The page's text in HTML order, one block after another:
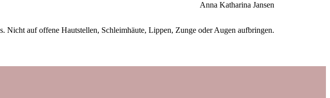
Anna Katharina Jansen
auf offene Hautstellen, Schleimhäute, Lippen, Zunge oder Augen aufbringen.